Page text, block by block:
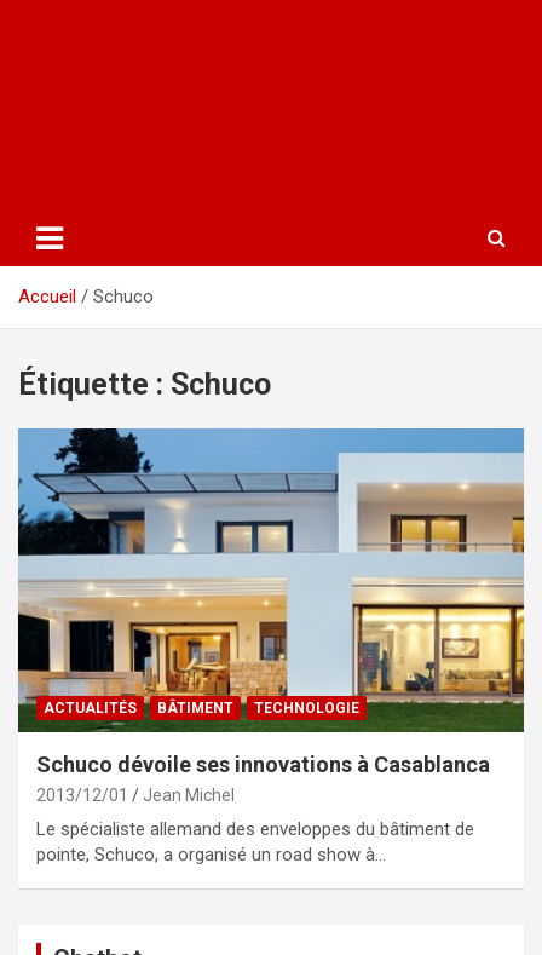
Accueil Schuco
Étiquette : Schuco
ACTUALITÉS BÂTIMENT TECHNOLOGIE
Schuco dévoile ses innovations à Casablanca
2013/12/01 Jean Michel
Le spécialiste allemand des enveloppes du bâtiment de
pointe, Schuco, a organisé un road show à…